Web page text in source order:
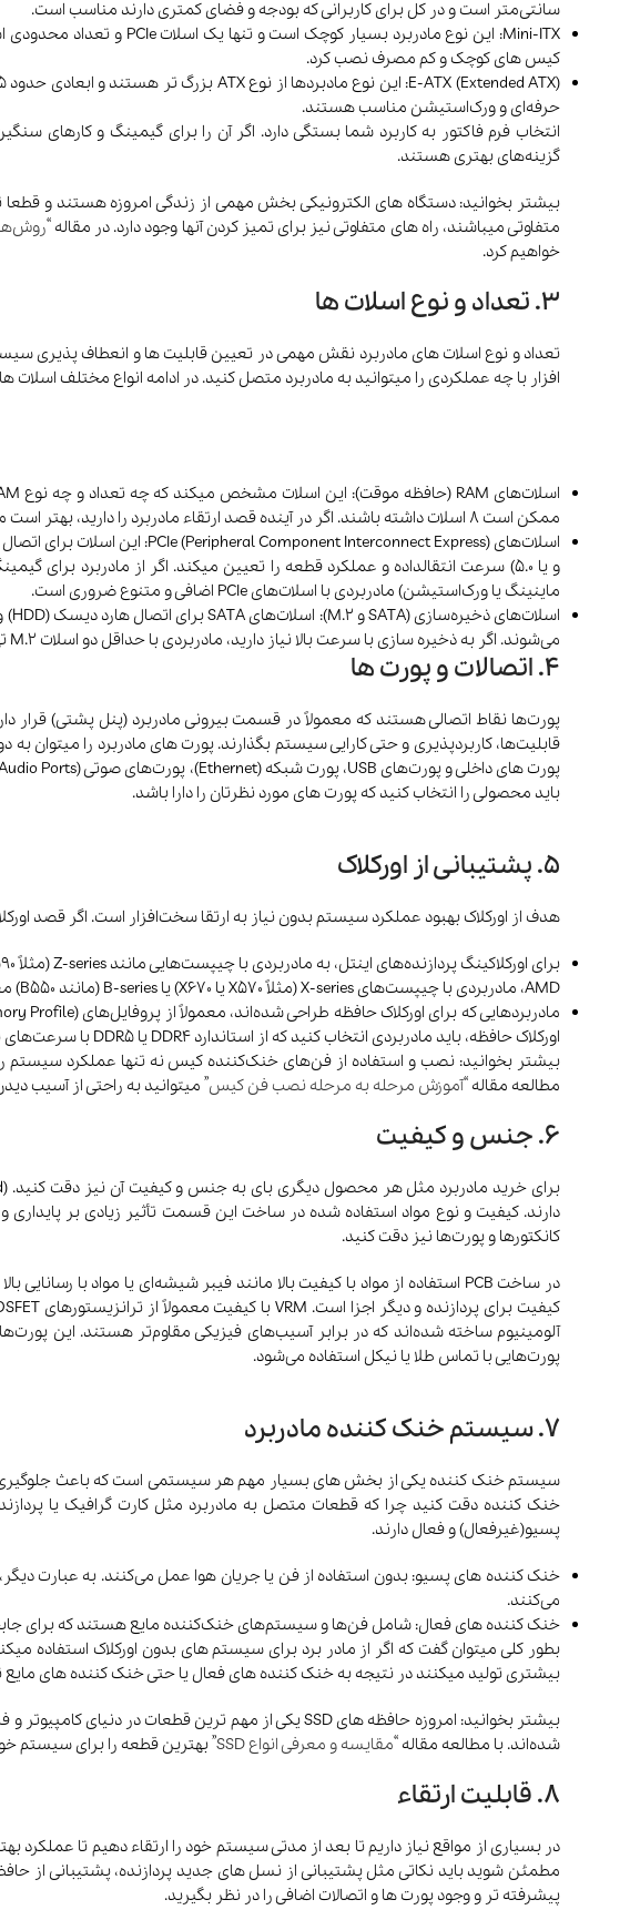
سانتی‌متر است و در کل برای کاربرانی که بودجه و فضای کمتری دارند مناسب است.
کیس های کوچک و کم مصرف نصب کرد.
حرفه‌ای و ورک‌استیشن مناسب هستند.
گزینه‌های بهتری هستند.
بیشتر بخوانید: دستگاه های الکترونیکی بخش مهمی از زندگی امروزه هستند و
متفاوتی میباشند، راه های متفاوتی نیز برای تمیز کردن آنها وجود دارد. در مقاله “
خواهیم کرد.
3. تعداد و نوع اسلات ها
تعداد و نوع اسلات های مادربرد نقش مهمی در تعیین قابلیت ها و انعطاف پذیری
افزار با چه عملکردی را میتوانید به مادربرد متصل کنید. در ادامه انواع مختلف اسلات
ممکن است 8 اسلات داشته باشند. اگر در آینده قصد ارتقاء مادربرد را دارید، بهتر است مادربردی با تعداد اسلات های بیشتر را انتخاب کنید.
ماینینگ یا ورک‌استیشن) مادربردی با اسلات‌های PCIe اضافی و متنوع ضروری است.
می‌شوند. اگر به ذخیره سازی با سرعت بالا نیاز دارید، مادربردی با حداقل دو اسلات M.2 تهیه کنید و اگر به دخیره سازی حجیم نیاز دارید، اسلات های SATA انتخاب بهتری برای شما هستند.
4. اتصالات و پورت ها
پورت‌ها نقاط اتصالی هستند که معمولاً در قسمت بیرونی مادربرد (پنل پشتی) قرار
باید محصولی را انتخاب کنید که پورت های مورد نظرتان را دارا باشد.
5. پشتیبانی از اورکلاک
هدف از اورکلاک بهبود عملکرد سیستم بدون نیاز به ارتقا سخت‌افزار است. اگر قصد
AMD، مادربردی با چیپست‌های X-series (مثلاً X570 یا X670) یا B-series (مانند B550) معمولاً از اورکلاک پشتیبانی می‌کنند.
اورکلاک حافظه، باید مادربردی انتخاب کنید که از استاندارد DDR4 یا DDR5 با سرعت‌های بالاتر پشتیبانی کند و امکان تنظیم دستی سرعت و زمان‌بندی حافظه را فراهم کند.
بیشتر بخوانید: نصب و استفاده از فن‌های خنک‌کننده‌ کیس نه تنها عملکرد
مطالعه مقاله “آموزش مرحله‌ به‌ مرحله نصب فن کیس” میتوانید به راحتی از آسیب
6. جنس و کیفیت
کانکتورها و پورت‌ها نیز دقت کنید.
آلومینیوم ساخته شده‌اند که در برابر آسیب‌های فیزیکی مقاوم‌تر هستند. این
پورت‌هایی با تماس طلا یا نیکل استفاده می‌شود.
7. سیستم خنک کننده مادربرد
سیستم خنک کننده یکی از بخش های بسیار مهم هر سیستمی است که باعث جلوگیری
خنک کننده دقت کنید چرا که قطعات متصل به مادربرد مثل کارت گرافیک یا
پسیو(غیرفعال) و فعال دارند.
می‌کنند.
خنک کننده های فعال: شامل فن‌ها و سیستم‌های خنک‌کننده مایع هستند که برای
بطور کلی میتوان گفت که اگر از مادر برد برای سیستم های بدون اورکلاک استفاده
بیشتری تولید میکنند در نتیجه به خنک کننده های فعال یا حتی خنک کننده های مایع
شده‌اند. با مطالعه مقاله “مقایسه و معرفی انواع SSD ” بهترین قطعه را برای سیستم
8. قابلیت ارتقاء
در بسیاری از مواقع نیاز داریم تا بعد از مدتی سیستم خود را ارتقاء دهیم تا عملکرد
مطمئن شوید باید نکاتی مثل پشتیبانی از نسل های جدید پردازنده، پشتیبانی از
پیشرفته تر و وجود پورت ها و اتصالات اضافی را در نظر بگیرید.